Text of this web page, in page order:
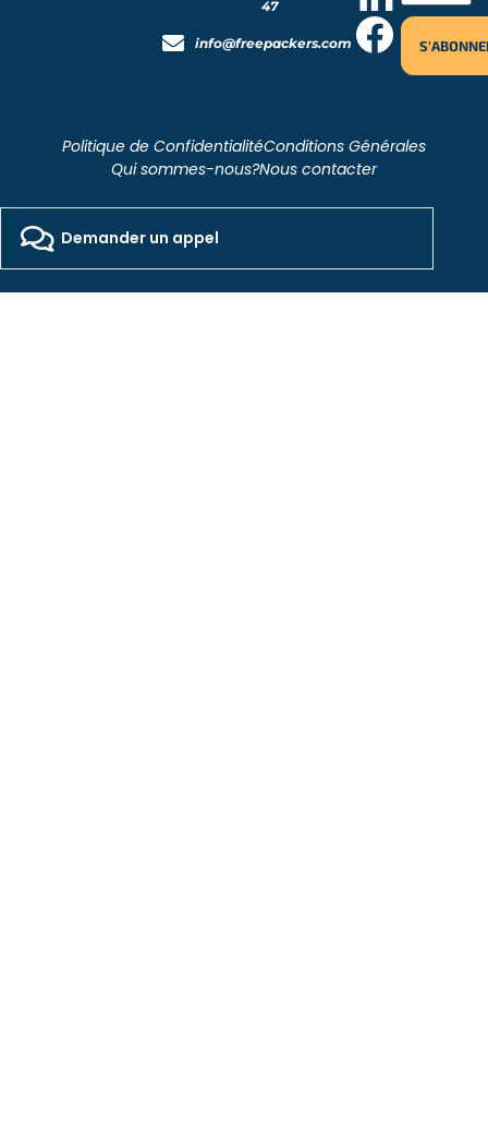
47
info@freepackers.com
Politique de ConfidentialitéConditions Générales
Qui sommes-nous?Nous contacter
2026 - Freepackers - All Rights Reserved​
Designed by Pocom Digital Agency
Demander un appel